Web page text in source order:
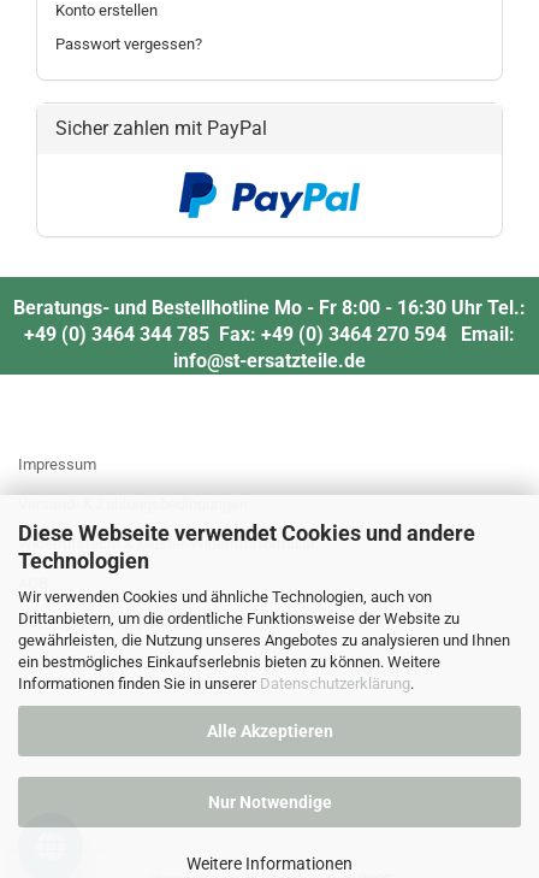
Diese Webseite verwendet Cookies und andere
Technologien
Wir verwenden Cookies und ähnliche Technologien, auch von
Drittanbietern, um die ordentliche Funktionsweise der Website zu
gewährleisten, die Nutzung unseres Angebotes zu analysieren und Ihnen
ein bestmögliches Einkaufserlebnis bieten zu können. Weitere
Informationen finden Sie in unserer Datenschutzerklärung.
Alle Akzeptieren
Nur Notwendige
Weitere Informationen
Konto erstellen
Passwort vergessen?
Sicher zahlen mit PayPal
Beratungs- und Bestellhotline Mo - Fr 8:00 - 16:30 Uhr Tel.:
+49 (0) 3464 344 785 Fax: +49 (0) 3464 270 594 Email:
info@st-ersatzteile.de
Impressum
Widerrufsrecht & Muster-Widerrufsformular
Privatsphäre und Datenschutz
Cookie Einstellungen